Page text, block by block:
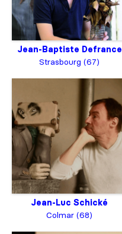
Jean-Baptiste Defrance
Strasbourg (67)
Jean-Luc Schické
Colmar (68)